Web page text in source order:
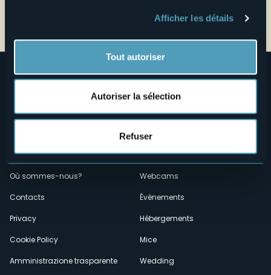
Afficher les détails
Tout autoriser
Autoriser la sélection
Refuser
Menù
secondario
Qui sommes-nous?
Où sommes-nous?
Contacts
Privacy
Cookie Policy
Amministrazione trasparente
Vins & gastronomie
Webcams
Événements
Hébergements
Mice
Wedding